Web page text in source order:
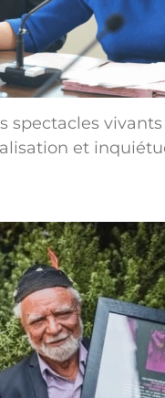
spectacles
et